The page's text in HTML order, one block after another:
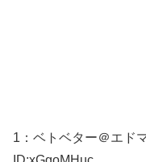
1： ベトベター＠エド